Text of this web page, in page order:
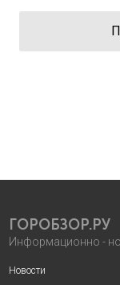
ГОРОБЗОР.РУ
Информационно -
Новости